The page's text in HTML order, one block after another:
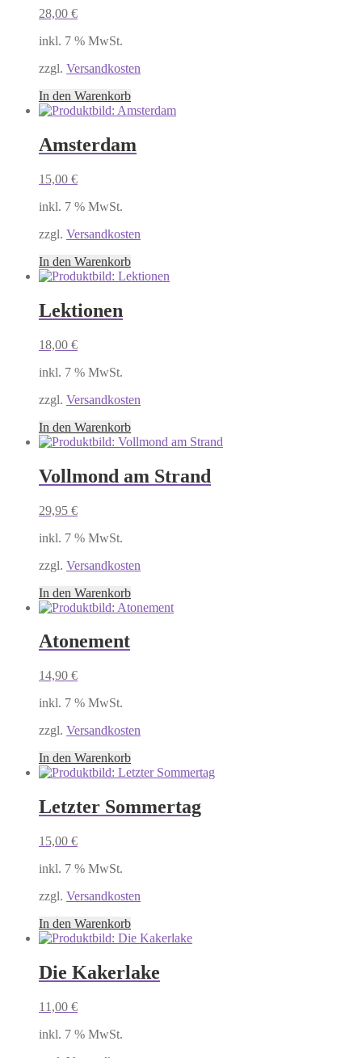
28,00 €
inkl. 7 % MwSt.
zzgl. Versandkosten
In den Warenkorb
Amsterdam
15,00 €
inkl. 7 % MwSt.
zzgl. Versandkosten
In den Warenkorb
Lektionen
18,00 €
inkl. 7 % MwSt.
zzgl. Versandkosten
In den Warenkorb
Vollmond am Strand
29,95 €
inkl. 7 % MwSt.
zzgl. Versandkosten
In den Warenkorb
Atonement
14,90 €
inkl. 7 % MwSt.
zzgl. Versandkosten
In den Warenkorb
Letzter Sommertag
15,00 €
inkl. 7 % MwSt.
zzgl. Versandkosten
In den Warenkorb
Die Kakerlake
11,00 €
inkl. 7 % MwSt.